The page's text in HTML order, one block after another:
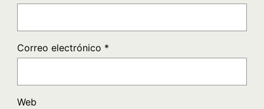
Correo electrónico *
Web